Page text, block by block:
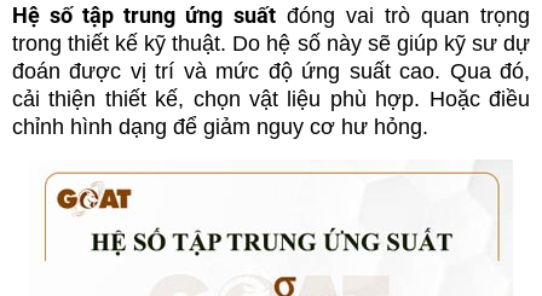
Hệ số tập trung ứng suấtđóng vai trò quan trọng
trong thiết kế kỹ thuật. Do hệ số này sẽ giúp kỹ sư dự
đoán được vị trí và mức độ ứng suất cao. Qua đó,
cải thiện thiết kế, chọn vật liệu phù hợp. Hoặc điều
chỉnh hình dạng để giảm nguy cơ hư hỏng.